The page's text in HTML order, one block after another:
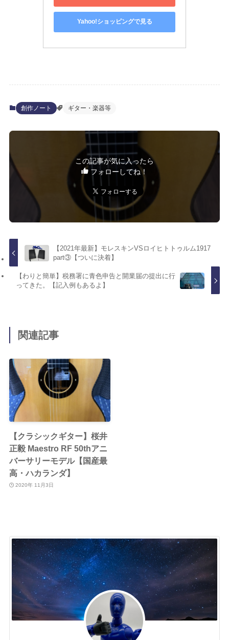
Yahoo!ショッピングで見る
創作ノート ギター・楽器等
この記事が気に入ったら
フォローしてね！
【2021年最新】モレスキンVSロイヒトトゥルム1917
part③【ついに決着】
【わりと簡単】税務署に青色申告と開業届の提出に行
ってきた。【記入例もあるよ】
関連記事
【クラシックギター】桜井
正毅 Maestro RF 50thアニ
バーサリーモデル【国産最
高・ハカランダ】
2020年 11月3日